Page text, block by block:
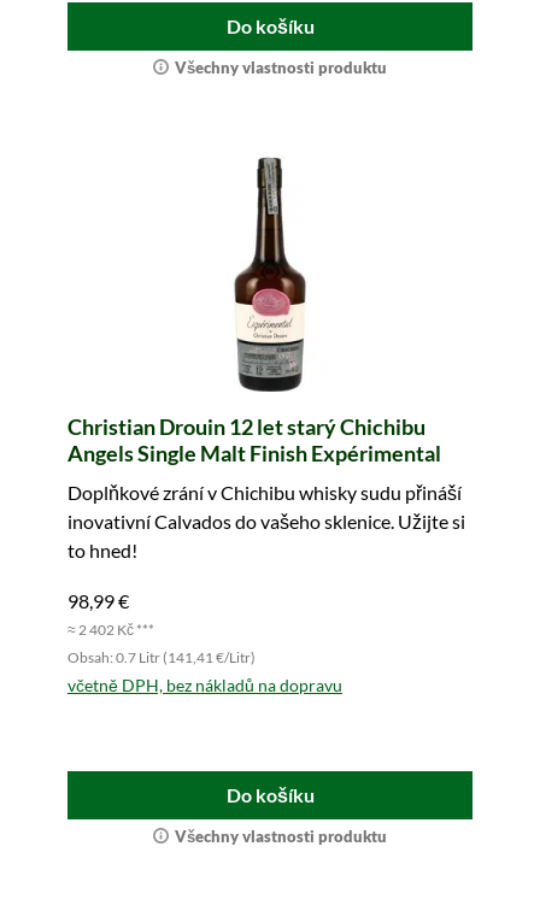
Do košíku
Všechny vlastnosti produktu
Christian Drouin 12 let starý Chichibu
Angels Single Malt Finish Expérimental
Doplňkové zrání v Chichibu whisky sudu přináší
inovativní Calvados do vašeho sklenice. Užijte si
to hned!
98,99 €
≈ 2 402 Kč ***
Obsah: 0.7 Litr (141,41 €/Litr)
včetně DPH, bez nákladů na dopravu
Do košíku
Všechny vlastnosti produktu